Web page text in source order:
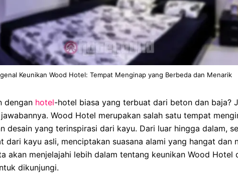
Keunikan Wood Hotel: Tempat Menginap yang Berbeda dan Menarik
dengan hotel-hotel biasa yang terbuat dari beton dan baja?
Wood Hotel merupakan salah satu tempat
desain yang terinspirasi dari kayu. Dari luar hingga dalam,
dari kayu asli, menciptakan suasana alami yang hangat dan
akan menjelajahi lebih dalam tentang keunikan Wood Hotel
dikunjungi.